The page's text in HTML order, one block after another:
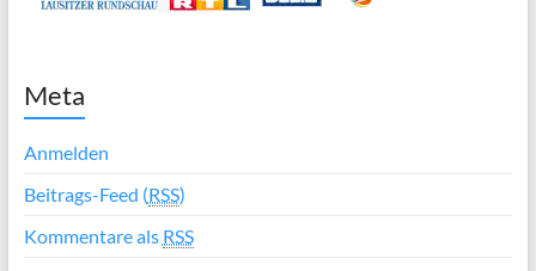
Meta
Anmelden
Beitrags-Feed (RSS)
Kommentare als RSS